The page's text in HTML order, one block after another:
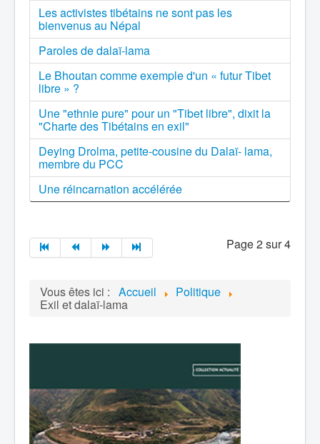
Les activistes tibétains ne sont pas les
bienvenus au Népal
Paroles de dalaï-lama
Le Bhoutan comme exemple d'un « futur Tibet
libre » ?
Une "ethnie pure" pour un "Tibet libre", dixit la
"Charte des Tibétains en exil"
Deying Drolma, petite-cousine du Dalaï- lama,
membre du PCC
Une réincarnation accélérée
Page 2 sur 4
Vous êtes ici : Accueil Politique
Exil et dalaï-lama